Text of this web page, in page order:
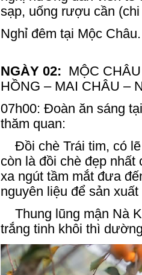
sạp, uống rượu cần
Nghỉ đêm tại Mộc Châu.
NGÀY 02: MỘC
HỒNG – MAI CHÂU –
07h00: Đoàn ăn sáng
thăm quan:
Đồi chè Trái tim, có lẽ
còn là đồi chè đẹp
xa ngút tầm mắt đưa
nguyên liệu để sản
Thung lũng mận Nà
trắng tinh khôi thì